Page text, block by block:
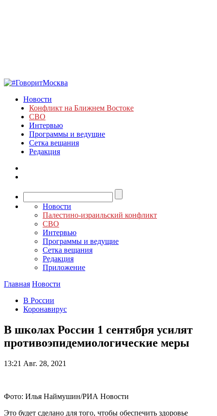
Новости
Конфликт на Ближнем Востоке
СВО
Интервью
Программы и ведущие
Сетка вещания
Редакция
Новости
Палестино-израильский конфликт
СВО
Интервью
Программы и ведущие
Сетка вещания
Редакция
Приложение
Главная Новости
В России
Коронавирус
В школах России 1 сентября усилят
противоэпидемиологические меры
13:21 Авг. 28, 2021
Фото: Илья Наймушин/РИА Новости
Это будет сделано для того, чтобы обеспечить здоровье